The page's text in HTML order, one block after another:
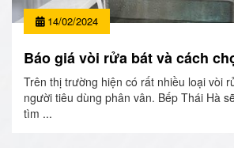
14/02/2024
Báo giá vòi rửa bát và cách
Trên thị trường hiện có rất nhiều loại vòi
người tiêu dùng phân vân. Bếp Thái Hà
tìm ...